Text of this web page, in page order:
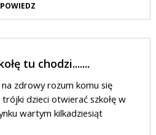
tu chodzi.......
zdrowy rozum komu się
trójki dzieci otwierać szkołę w
wartym kilkadziesiąt